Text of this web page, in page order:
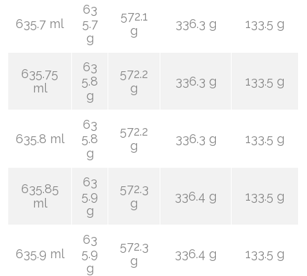
635.7 ml
63
5.7
g
572.1
g
336.3 g 133.5 g
635.75
ml
63
5.8
g
572.2
g
336.3 g 133.5 g
635.8 ml
63
5.8
g
572.2
g
336.3 g 133.5 g
635.85
ml
63
5.9
g
572.3
g
336.4 g 133.5 g
635.9 ml
63
5.9
g
572.3
g
336.4 g 133.5 g